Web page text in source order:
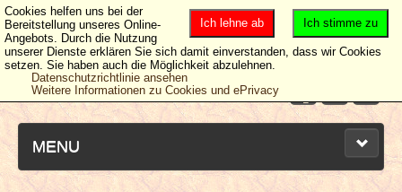
MENU
Ich stimme zu
Ich lehne ab
Cookies helfen uns bei der
Bereitstellung unseres Online-
Angebots. Durch die Nutzung
unserer Dienste erklären Sie sich damit einverstanden, dass wir Cookies
setzen. Sie haben auch die Möglichkeit abzulehnen.
Datenschutzrichtlinie ansehen
Weitere Informationen zu Cookies und ePrivacy